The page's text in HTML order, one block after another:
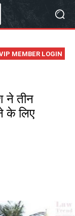
MEMBER LOGIN
ने तीन
के लिए